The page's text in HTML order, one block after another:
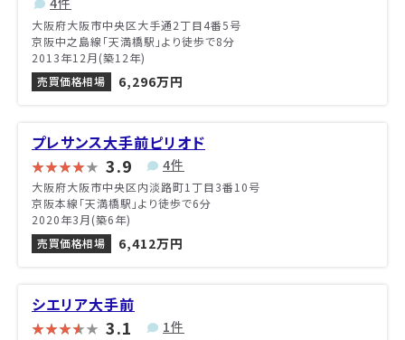
大阪府大阪市中央区大手通2丁目4番5号
京阪中之島線「天満橋駅」より徒歩で8分
2013年12月(築12年)
売買価格相場
6,296万円
プレサンス大手前ピリオド
3.9 4件
大阪府大阪市中央区内淡路町1丁目3番10号
京阪本線「天満橋駅」より徒歩で6分
2020年3月(築6年)
売買価格相場
6,412万円
シエリア大手前
3.1 1件